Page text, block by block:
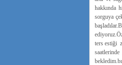
hakkında
sorguya
ters estiği